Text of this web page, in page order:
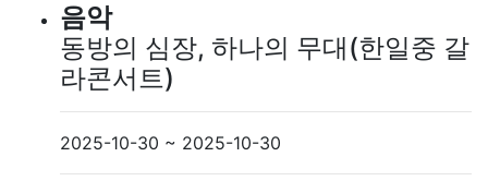
음악
동방의 심장, 하나의 무대(한일중 갈
라콘서트)
2025-10-30 ~ 2025-10-30